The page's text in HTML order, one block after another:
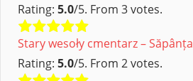
Rating: 5.0/5. From 3 votes.
Stary wesoły cmentarz – Săpânța
Rating: 5.0/5. From 2 votes.